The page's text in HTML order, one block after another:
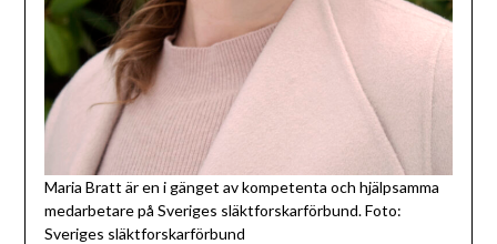
Maria Bratt är en i gänget av kompetenta och hjälpsamma
medarbetare på Sveriges släktforskarförbund. Foto:
Sveriges släktforskarförbund